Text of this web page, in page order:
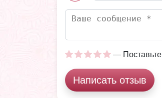
—
Написать отзыв